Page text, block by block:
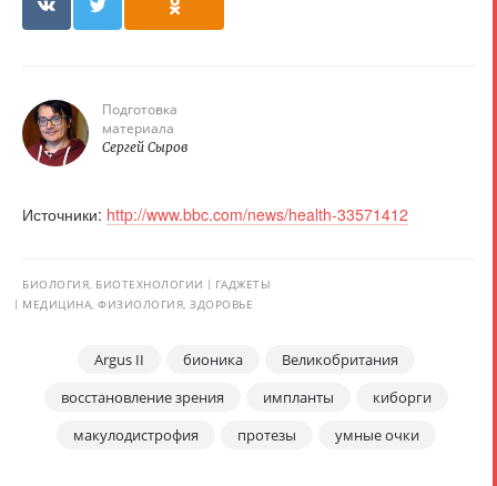
Подготовка
материала
Сергей Сыров
Источники: http://www.bbc.com/news/health-33571412
БИОЛОГИЯ, БИОТЕХНОЛОГИИ
ГАДЖЕТЫ
МЕДИЦИНА, ФИЗИОЛОГИЯ, ЗДОРОВЬЕ
Argus II бионика
Великобритания
восстановление зрения
импланты
киборги
макулодистрофия
протезы умные очки